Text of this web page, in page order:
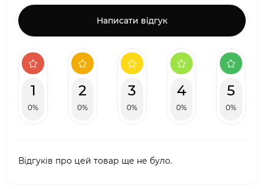
Написати відгук
1
0%
2
0%
3
0%
4
0%
5
0%
Відгуків про цей товар ще не було.